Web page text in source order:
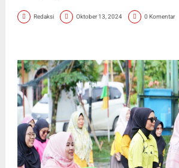
Redaksi Oktober 13, 2024 0 Komentar